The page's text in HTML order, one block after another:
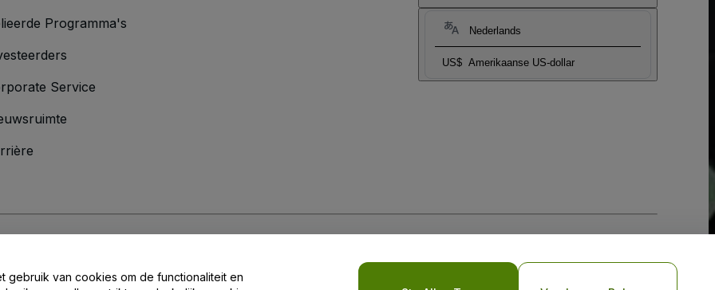
Nederlands
US$ Amerikaanse US-dollar
Programma's
Service
privacybeleid voor mobiel
gebruik van cookies om de functionaliteit en